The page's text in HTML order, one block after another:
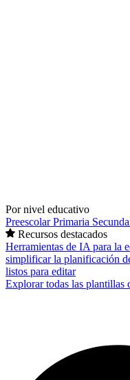
Por nivel educativo
PreescolarPrimaria
Recursos destacados
Herramientas de IA para la
simplificar la planificación
listos para editar
Explorar todas las plantillas